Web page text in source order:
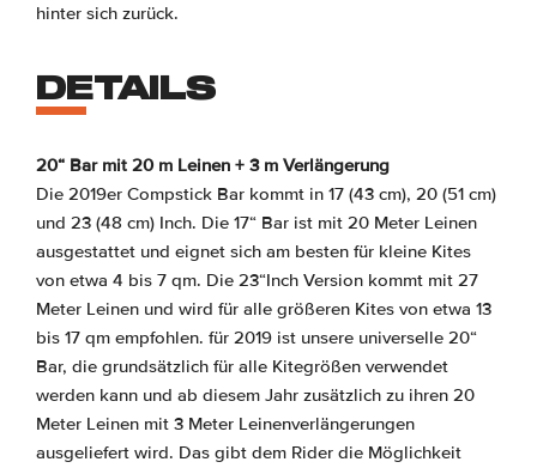
hinter sich zurück.
DETAILS
20“ Bar mit 20 m Leinen + 3 m Verlängerung
Die 2019er Compstick Bar kommt in 17 (43 cm), 20 (51 cm)
und 23 (48 cm) Inch. Die 17“ Bar ist mit 20 Meter Leinen
ausgestattet und eignet sich am besten für kleine Kites
von etwa 4 bis 7 qm. Die 23“Inch Version kommt mit 27
Meter Leinen und wird für alle größeren Kites von etwa 13
bis 17 qm empfohlen. für 2019 ist unsere universelle 20“
Bar, die grundsätzlich für alle Kitegrößen verwendet
werden kann und ab diesem Jahr zusätzlich zu ihren 20
Meter Leinen mit 3 Meter Leinenverlängerungen
ausgeliefert wird. Das gibt dem Rider die Möglichkeit